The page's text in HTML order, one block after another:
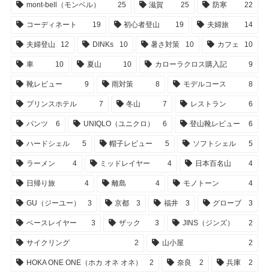
mont-bell（モンベル） 25 滋賀 25 防寒 22
コーディネート 19 初心者登山 19 夫婦旅 14
夫婦登山 12 DINKs 10 暑さ対策 10 カフェ 10
車 10 夏山 10 カローラクロス購入記 9
靴レビュー 9 雨対策 8 モデルコース 8
プリンスホテル 7 冬山 7 レストラン 6
パンツ 6 UNIQLO（ユニクロ） 6 登山靴レビュー 6
ハードシェル 5 帽子レビュー 5 ソフトシェル 5
ラーメン 4 ミッドレイヤー 4 日本百名山 4
日帰り旅 4 離島 4 モノトーン 4
GU（ジーユー） 3 京都 3 福井 3 グローブ 3
ベースレイヤー 3 ザック 3 JINS（ジンズ） 2
サイクリング 2 山小屋 2
HOKA ONE ONE（ホカ オネ オネ） 2 奈良 2 兵庫 2